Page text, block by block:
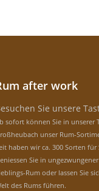
after work
Sie unsere
sofort können Sie in unserer
unser Rum-
haben wir ca. 300 Sorten für
Sie in
Rum oder lassen Sie
des Rums führen.